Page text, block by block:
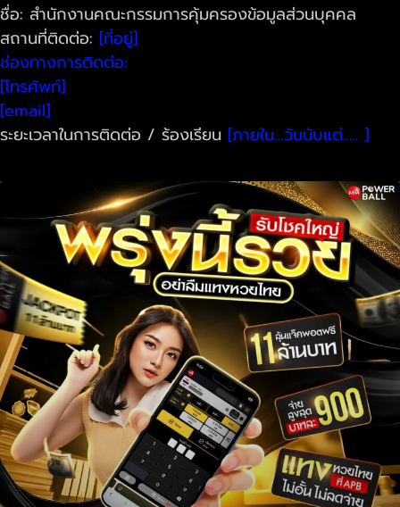
ชื่อ: สำนักงานคณะกรรมการคุ้มครองข้อมูลส่วนบุคคล
สถานที่ติดต่อ: [ที่อยู่]
ช่องทางการติดต่อ:
[โทรศัพท์]
[email]
ระยะเวลาในการติดต่อ / ร้องเรียน [ภายใน…วันนับแต่….. ]